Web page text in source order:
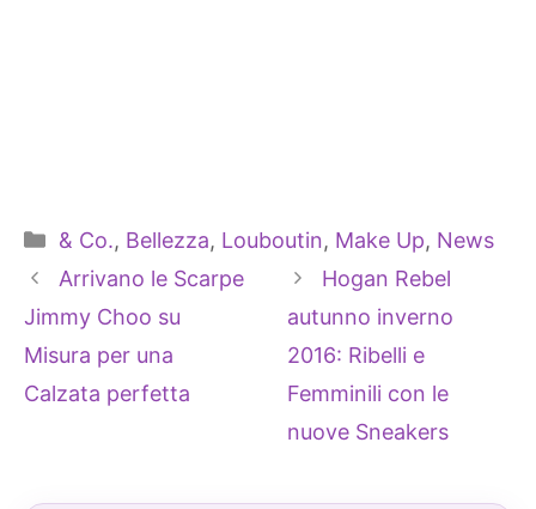
Categorie
& Co., Bellezza, Louboutin, Make Up, News
Arrivano le Scarpe
Jimmy Choo su
Misura per una
Calzata perfetta
Hogan Rebel
autunno inverno
2016: Ribelli e
Femminili con le
nuove Sneakers